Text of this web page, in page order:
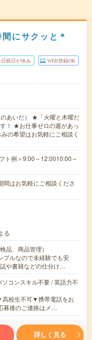
にサクッと＊
日祝日が休み WEB登録OK
あいだ） ★「火曜と木曜だ
！ ★お仕事ゼロの週があっ
の希望はお気軽にご相談く
ト例＞9:00～12:0010:00～
はお気軽にご相談くださ
る
品、商品管理）
プルなので未経験でも安
や書籍などの仕分け…
コンスキル不要 / 英語力不
校生不可▼携帯電話をお
募後のご連絡はメ…
詳しく見る